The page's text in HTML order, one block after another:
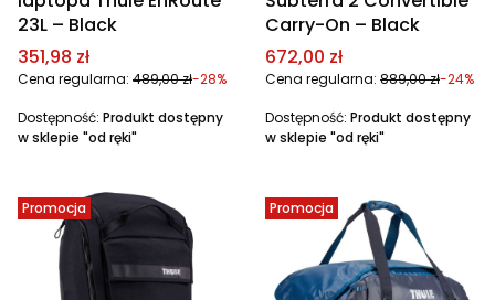
23L – Black
Cena promocyjna
351,98 zł
Cena regularna: 489,00 zł-28%
Dostępność: Produkt dostępny
w sklepie "od ręki"
Carry-On – Black
Cena promocyjna
672,00 zł
Cena regularna: 889,00 zł-24%
Dostępność: Produkt dostępny
w sklepie "od ręki"
Promocja Promocja